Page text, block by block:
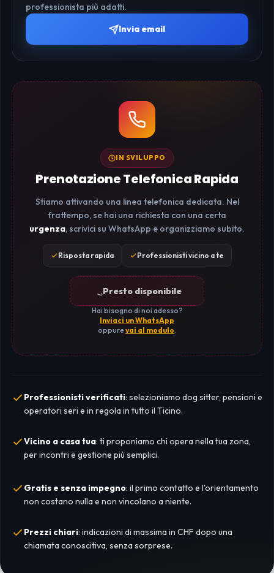
professionista più adatti.
Invia email
IN SVILUPPO
Prenotazione Telefonica Rapida
Stiamo attivando una linea telefonica dedicata. Nel
frattempo, se hai una richiesta con una certa
urgenza, scrivici su WhatsApp e organizziamo subito.
Risposta rapida Professionisti vicino a te
Presto disponibile
Hai bisogno di noi adesso?
Inviaci un WhatsApp
oppurevai al modulo.
Professionisti verificati: selezioniamo dog sitter, pensioni e
operatori seri e in regola in tutto il Ticino.
Vicino a casa tua: ti proponiamo chi opera nella tua zona,
per incontri e gestione più semplici.
Gratis e senza impegno: il primo contatto e l'orientamento
non costano nulla e non vincolano a niente.
Prezzi chiari: indicazioni di massima in CHF dopo una
chiamata conoscitiva, senza sorprese.